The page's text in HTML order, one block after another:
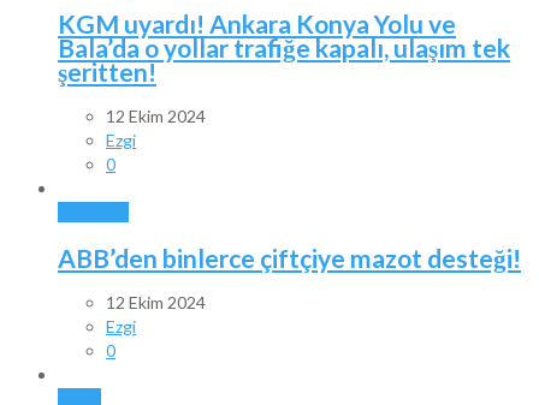
KGM uyardı! Ankara Konya Yolu ve
Bala’da o yollar trafiğe kapalı, ulaşım tek
şeritten!
12 Ekim 2024
Ezgi
0
ABB’den binlerce çiftçiye mazot desteği!
12 Ekim 2024
Ezgi
0